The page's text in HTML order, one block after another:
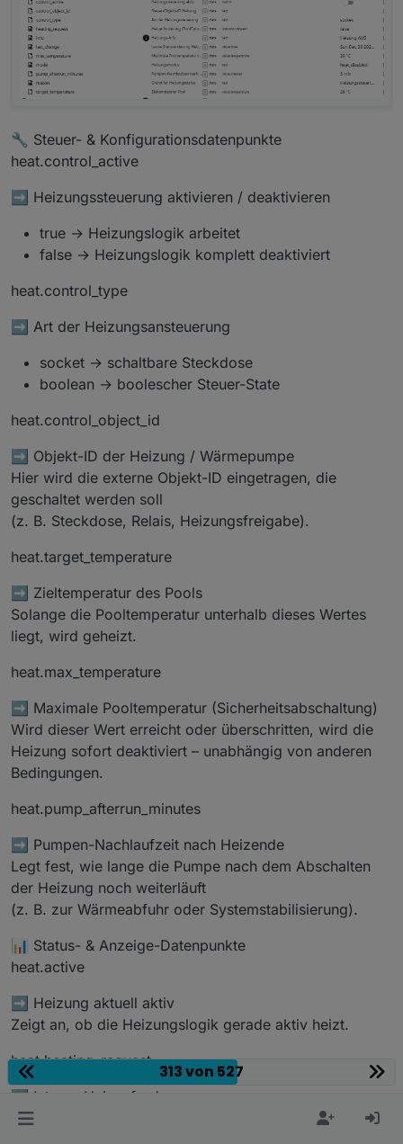
🔧 Steuer- & Konfigurationsdatenpunkte
heat.control_active
➡️ Heizungssteuerung aktivieren / deaktivieren
true → Heizungslogik arbeitet
false → Heizungslogik komplett deaktiviert
heat.control_type
➡️ Art der Heizungsansteuerung
socket → schaltbare Steckdose
boolean → boolescher Steuer-State
heat.control_object_id
➡️ Objekt-ID der Heizung / Wärmepumpe
Hier wird die externe Objekt-ID eingetragen, die
geschaltet werden soll
(z. B. Steckdose, Relais, Heizungsfreigabe).
heat.target_temperature
➡️ Zieltemperatur des Pools
Solange die Pooltemperatur unterhalb dieses Wertes
liegt, wird geheizt.
heat.max_temperature
➡️ Maximale Pooltemperatur (Sicherheitsabschaltung)
Wird dieser Wert erreicht oder überschritten, wird die
Heizung sofort deaktiviert – unabhängig von anderen
Bedingungen.
heat.pump_afterrun_minutes
➡️ Pumpen-Nachlaufzeit nach Heizende
Legt fest, wie lange die Pumpe nach dem Abschalten
der Heizung noch weiterläuft
(z. B. zur Wärmeabfuhr oder Systemstabilisierung).
📊 Status- & Anzeige-Datenpunkte
heat.active
➡️ Heizung aktuell aktiv
Zeigt an, ob die Heizungslogik gerade aktiv heizt.
heat.heating_request
➡️ Interne Heizanforderung
Signalisiert, dass PoolControl aktuell Heizbedarf
313 von 527